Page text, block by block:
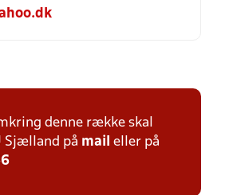
denne række skal
Sjælland på mail eller på